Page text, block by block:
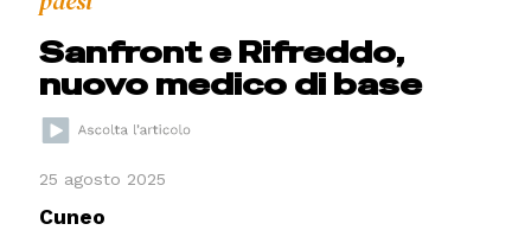
Sanfront e Rifreddo,
nuovo medico di base
25 agosto 2025
Cuneo